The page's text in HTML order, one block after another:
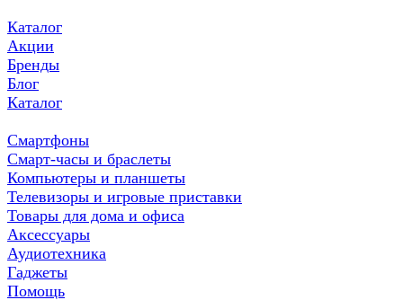
Каталог
Акции
Бренды
Блог
Каталог
Смартфоны
Смарт-часы и браслеты
Компьютеры и планшеты
Телевизоры и игровые приставки
Товары для дома и офиса
Аксессуары
Аудиотехника
Гаджеты
Помощь